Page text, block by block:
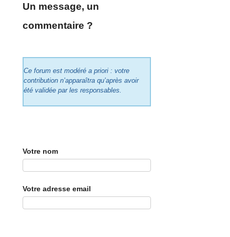
Un message, un
commentaire ?
Ce forum est modéré a priori : votre
contribution n’apparaîtra qu’après avoir
été validée par les responsables.
Votre nom
Votre adresse email